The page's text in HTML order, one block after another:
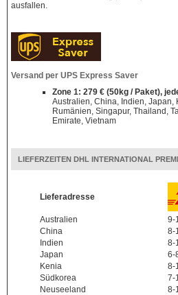
ausfallen.
Versand per UPS Express Saver
Zone 1: 279 € (50kg / Paket),
Australien, China, Indien,
Rumänien, Singapur, Thailand,
Emirate, Vietnam
LIEFERZEITEN DHL INTERNATIONAL
Lieferadresse
Australien 9-
China
8-
Indien
8-
Japan
6-
Kenia
8-
Südkorea
7-
Neuseeland
8-